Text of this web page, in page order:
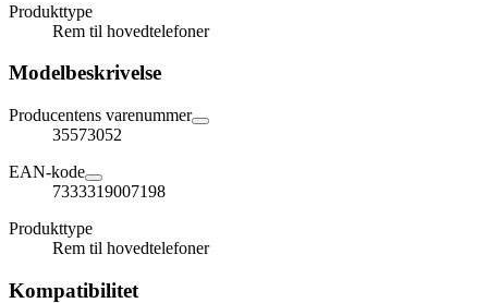
Produkttype
Rem til hovedtelefoner
Modelbeskrivelse
Producentens varenummer
35573052
EAN-kode
7333319007198
Produkttype
Rem til hovedtelefoner
Kompatibilitet